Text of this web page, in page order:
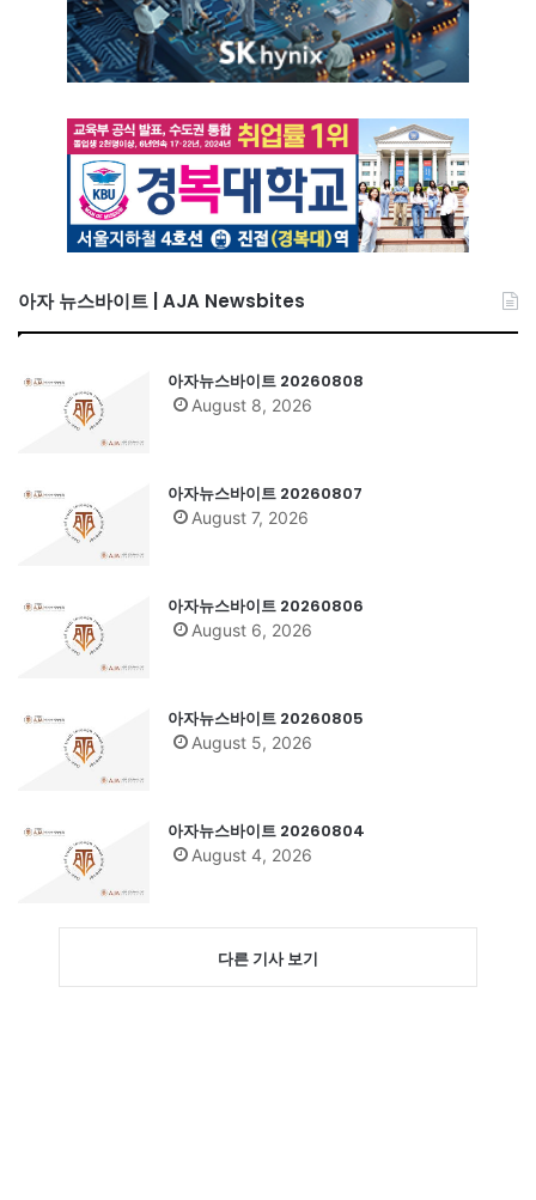
아자 뉴스바이트 | AJA Newsbites
아자뉴스바이트 20260808
August 8, 2026
아자뉴스바이트 20260807
August 7, 2026
아자뉴스바이트 20260806
August 6, 2026
아자뉴스바이트 20260805
August 5, 2026
아자뉴스바이트 20260804
August 4, 2026
다른 기사 보기